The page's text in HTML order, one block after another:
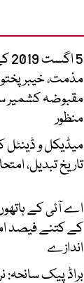
5
مذمت،
مقبوضہ کشمیر
منظور
میڈیکل و
تاریخ تبدیل، امتحان 20 ستمبر
اے آئی کے
کے کتنے فیصد
اندازے